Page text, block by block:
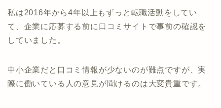
私は2016年から4年以上もずっと転職活動をしてい
て、企業に応募する前に口コミサイトで事前の確認を
していました。
中小企業だと口コミ情報が少ないのが難点ですが、実
際に働いている人の意見が聞けるのは大変貴重です。